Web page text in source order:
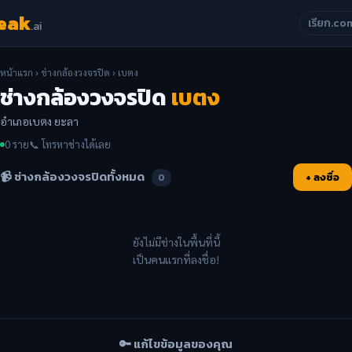
.ai เรียก
หน้าแรก › ช่างกล้องวงจรปิด › เบตง
ช่างกล้องวงจรปิดเบตง
อำเภอเบตง ยะลา
0 ราย📞 โทรหาช่างได้เลย
📹 ช่างกล้องวงจรปิดทั้งหมด 0 + ลงชื่อ
ยังไม่มีช่างในพื้นที่นี้
เป็นคนแรกที่ลงชื่อ!
🔑 แก้ไขข้อมูลของคุณ